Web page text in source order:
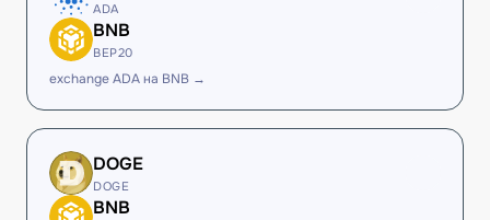
ADA
BNB
BEP20
exchange ADA на BNB →
DOGE
DOGE
BNB